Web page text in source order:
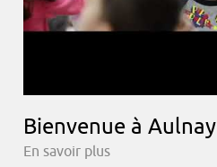
Bienvenue à Aulnay
En savoir plus